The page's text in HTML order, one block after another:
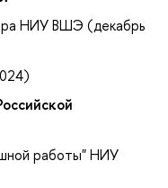
НИУ ВШЭ (декабрь
работы" НИУ